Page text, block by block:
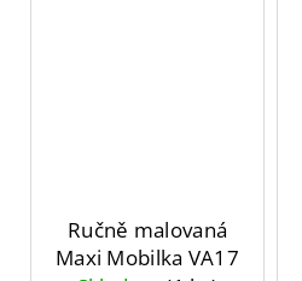
Ručně malovaná
Maxi Mobilka VA17